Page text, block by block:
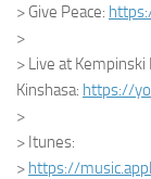
> Give Peace:
>
> Live at Kempinski
Kinshasa: https://
>
> Itunes:
> https://